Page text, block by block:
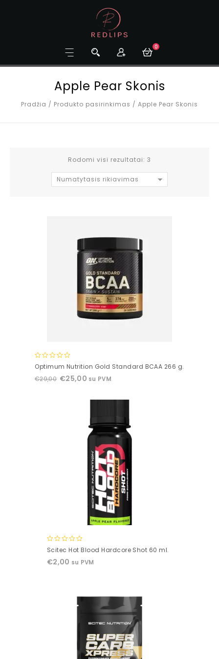
0
Apple Pear Skonis
Pradžia / Produkto pasirinkimas / Apple Pear Skonis
Rodomi visi rezultatai: 3
Numatytasis rikiavimas
0
of
Optimum Nutrition Gold Standard BCAA 266 g.
€29,00 €25,00 su PVM
0
of
Scitec Hot Blood Hardcore Shot 60 ml.
€2,00 su PVM